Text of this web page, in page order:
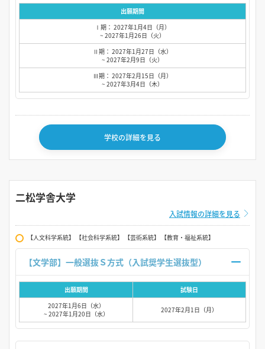
出願期間
Ⅰ期： 2027年1月4日（月）
~ 2027年1月26日（火）
Ⅱ期： 2027年1月27日（水）
~ 2027年2月9日（火）
Ⅲ期： 2027年2月15日（月）
~ 2027年3月4日（木）
学校の詳細を見る
二松学舎大学
入試情報の詳細を見る
【人文科学系統】 【社会科学系統】 【芸術系統】 【教育・福祉系統】
出願期間
試験日
2027年1月6日（水）
~ 2027年1月20日（水）
2027年2月1日（月）